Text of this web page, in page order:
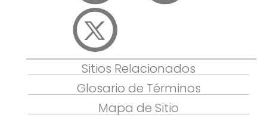
Sitios Relacionados
Glosario de Términos
Mapa de Sitio